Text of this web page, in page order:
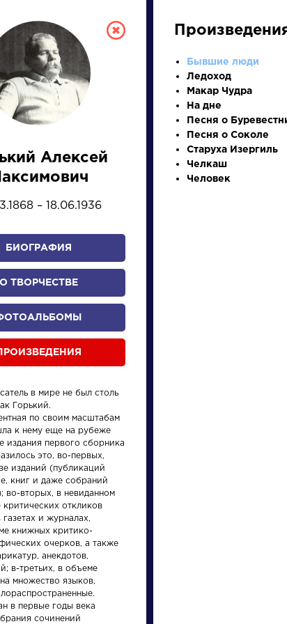
произведения
Персонажи
Алоизий
Могарыч
Алексей
– 18.06.1936
БИОГРАФИЯ
О ТВОРЧЕСТВЕ
в мире не был столь
Горький.
по своим масштабам
к нему еще на рубеже
издания первого сборника
это, во-первых,
изданий (публикаций
книг и даже собраний
во-вторых, в невиданном
критических откликов
газетах и журналах,
книжных критико-
очерков, а также
анекдотов,
в-третьих, в объеме
множество языков,
в первые годы века
сочинений
Бывшие люди
Ледоход
Макар Чудра
На дне
Песня о
Песня о Соколе
Старуха Изергиль
Челкаш
Человек